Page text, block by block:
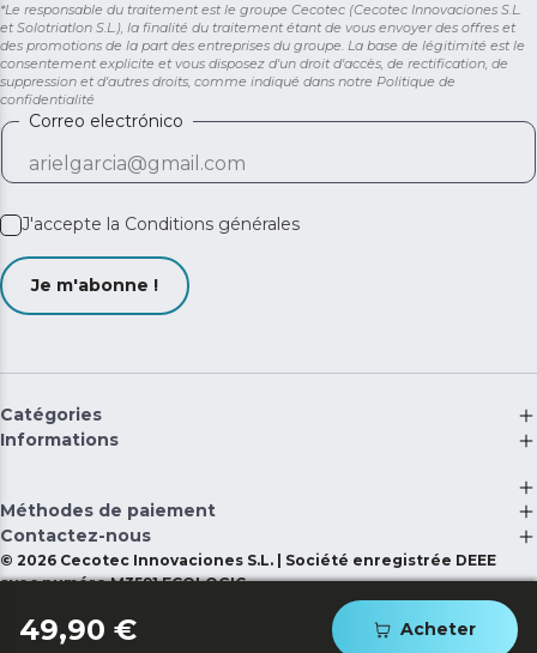
49,90 € Acheter
*Le responsable du traitement est le groupe Cecotec (Cecotec Innovaciones S.L.
et Solotriatlon S.L.), la finalité du traitement étant de vous envoyer des offres et
des promotions de la part des entreprises du groupe. La base de légitimité est le
consentement explicite et vous disposez d'un droit d'accès, de rectification, de
suppression et d'autres droits, comme indiqué dans notre Politique de
confidentialité
Correo electrónico
J'accepte la Conditions générales
Je m'abonne !
Catégories
Informations
Méthodes de paiement
Contactez-nous
© 2026 Cecotec Innovaciones S.L. | Société enregistrée DEEE
avec numéro M3591 ECOLOGIC